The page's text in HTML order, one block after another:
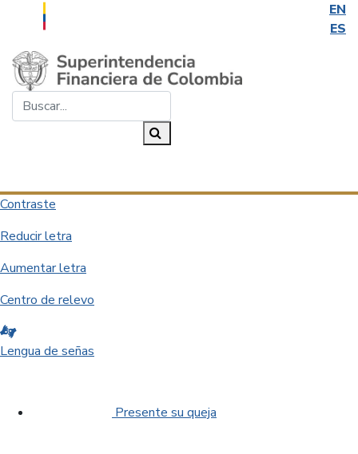
EN
ES
Saltar al contenido principal
Contraste
Reducir letra
Aumentar letra
Centro de relevo
Lengua de señas
Presente su queja